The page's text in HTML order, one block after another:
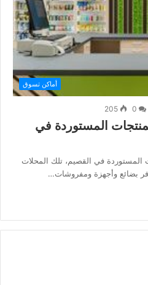
أماكن تسوق
205
المنتجات المستوردة في
في القصيم، تلك المحلات
بضائع وأجهزة ومفروشات…